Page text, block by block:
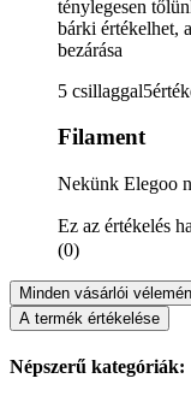
ténylegesen
bárki értékelhet,
bezárása
5
Filament
Nekünk Elegoo
Ez az értékelés
(0)
Minden vásárlói
A termék értékelése
Népszerű kategóriák: